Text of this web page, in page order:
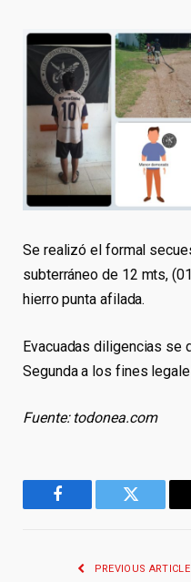
Se realizó el formal
subterráneo de 12 mts,
hierro punta afilada.
Evacuadas diligencias se
Segunda a los fines
Fuente: todonea.com
Facebook Twitter
PREVIOUS ARTICLE